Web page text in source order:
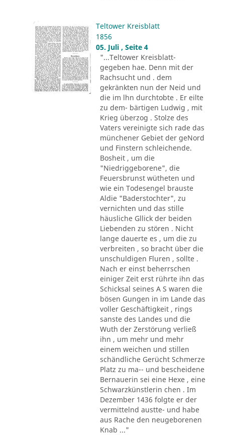
Teltower Kreisblatt
1856
05. Juli , Seite 4
"...Teltower Kreisblatt-
gegeben hae. Denn mit der
Rachsucht und . dem
gekränkten nun der Neid und
die im lhn durchtobte . Er eilte
zu dem- bärtigen Ludwig , mit
Krieg überzog . Stolze des
Vaters vereinigte sich rade das
münchener Gebiet der geNord
und Finstern schleichende.
Bosheit , um die
"Niedriggeborene", die
Feuersbrunst wütheten und
wie ein Todesengel brauste
Aldie "Baderstochter", zu
vernichten und das stille
häusliche Gllick der beiden
Liebenden zu stören . Nicht
lange dauerte es , um die zu
verbreiten , so bracht über die
unschuldigen Fluren , sollte .
Nach er einst beherrschen
einiger Zeit erst rührte ihn das
Schicksal seines A S waren die
bösen Gungen in im Lande das
voller Geschäftigkeit , rings
sanste des Landes und die
Wuth der Zerstörung verließ
ihn , um mehr und mehr
einem weichen und stillen
schändliche Gerücht Schmerze
Platz zu ma-- und bescheidene
Bernauerin sei eine Hexe , eine
Schwarzkünstlerin chen . Im
Dezember 1436 folgte er der
vermittelnd austte- und habe
aus Rache den neugeborenen
Knab ..."